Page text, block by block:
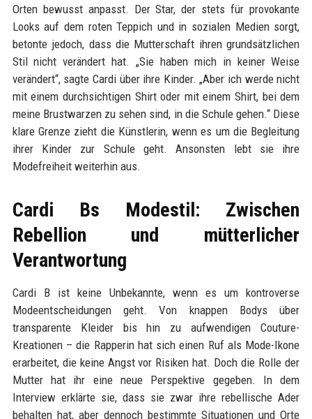
Orten bewusst anpasst. Der Star, der stets für provokante
Looks auf dem roten Teppich und in sozialen Medien sorgt,
betonte jedoch, dass die Mutterschaft ihren grundsätzlichen
Stil nicht verändert hat. „Sie haben mich in keiner Weise
verändert“, sagte Cardi über ihre Kinder. „Aber ich werde nicht
mit einem durchsichtigen Shirt oder mit einem Shirt, bei dem
meine Brustwarzen zu sehen sind, in die Schule gehen.“ Diese
klare Grenze zieht die Künstlerin, wenn es um die Begleitung
ihrer Kinder zur Schule geht. Ansonsten lebt sie ihre
Modefreiheit weiterhin aus.
Cardi Bs Modestil: Zwischen
Rebellion und mütterlicher
Verantwortung
Cardi B ist keine Unbekannte, wenn es um kontroverse
Modeentscheidungen geht. Von knappen Bodys über
transparente Kleider bis hin zu aufwendigen Couture-
Kreationen – die Rapperin hat sich einen Ruf als Mode-Ikone
erarbeitet, die keine Angst vor Risiken hat. Doch die Rolle der
Mutter hat ihr eine neue Perspektive gegeben. In dem
Interview erklärte sie, dass sie zwar ihre rebellische Ader
behalten hat, aber dennoch bestimmte Situationen und Orte